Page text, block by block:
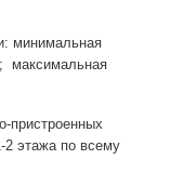
минимальная
максимальная
пристроенных
этажа по всему